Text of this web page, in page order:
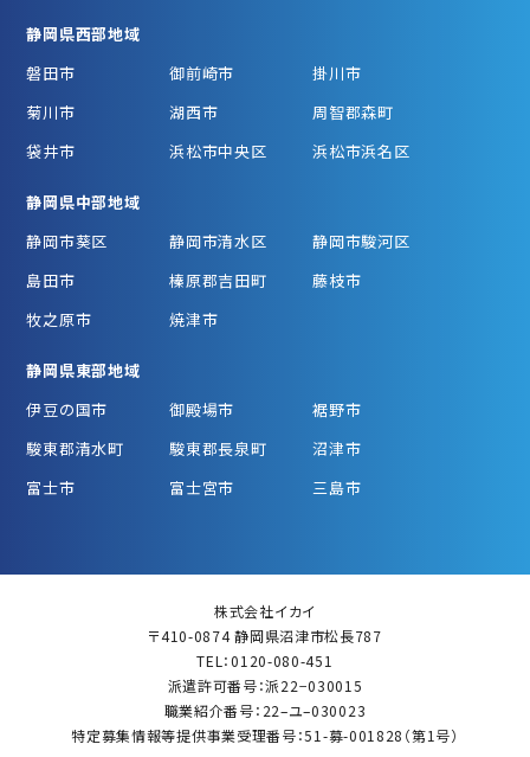
静岡県西部地域
磐田市
御前崎市
掛川市
菊川市
湖西市
周智郡森町
袋井市
浜松市中央区 浜松市浜名区
静岡県中部地域
静岡市葵区
静岡市清水区
静岡市駿河区
島田市
榛原郡吉田町
藤枝市
牧之原市
焼津市
静岡県東部地域
伊豆の国市
御殿場市
裾野市
駿東郡清水町
駿東郡長泉町
沼津市
富士市
富士宮市 三島市
株式会社イカイ
〒410-0874 静岡県沼津市松長787
TEL：0120-080-451
派遣許可番号：派22−030015
職業紹介番号：22–ユ–030023
特定募集情報等提供事業受理番号：51-募-001828（第1号）